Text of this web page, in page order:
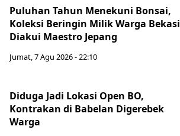
Puluhan Tahun Menekuni Bonsai,
Koleksi Beringin Milik Warga Bekasi
Diakui Maestro Jepang
Jumat, 7 Agu 2026 - 22:10
Diduga Jadi Lokasi Open BO,
Kontrakan di Babelan Digerebek
Warga